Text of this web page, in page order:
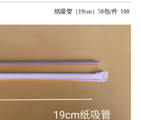
纸吸管（19cm）50包/件 100